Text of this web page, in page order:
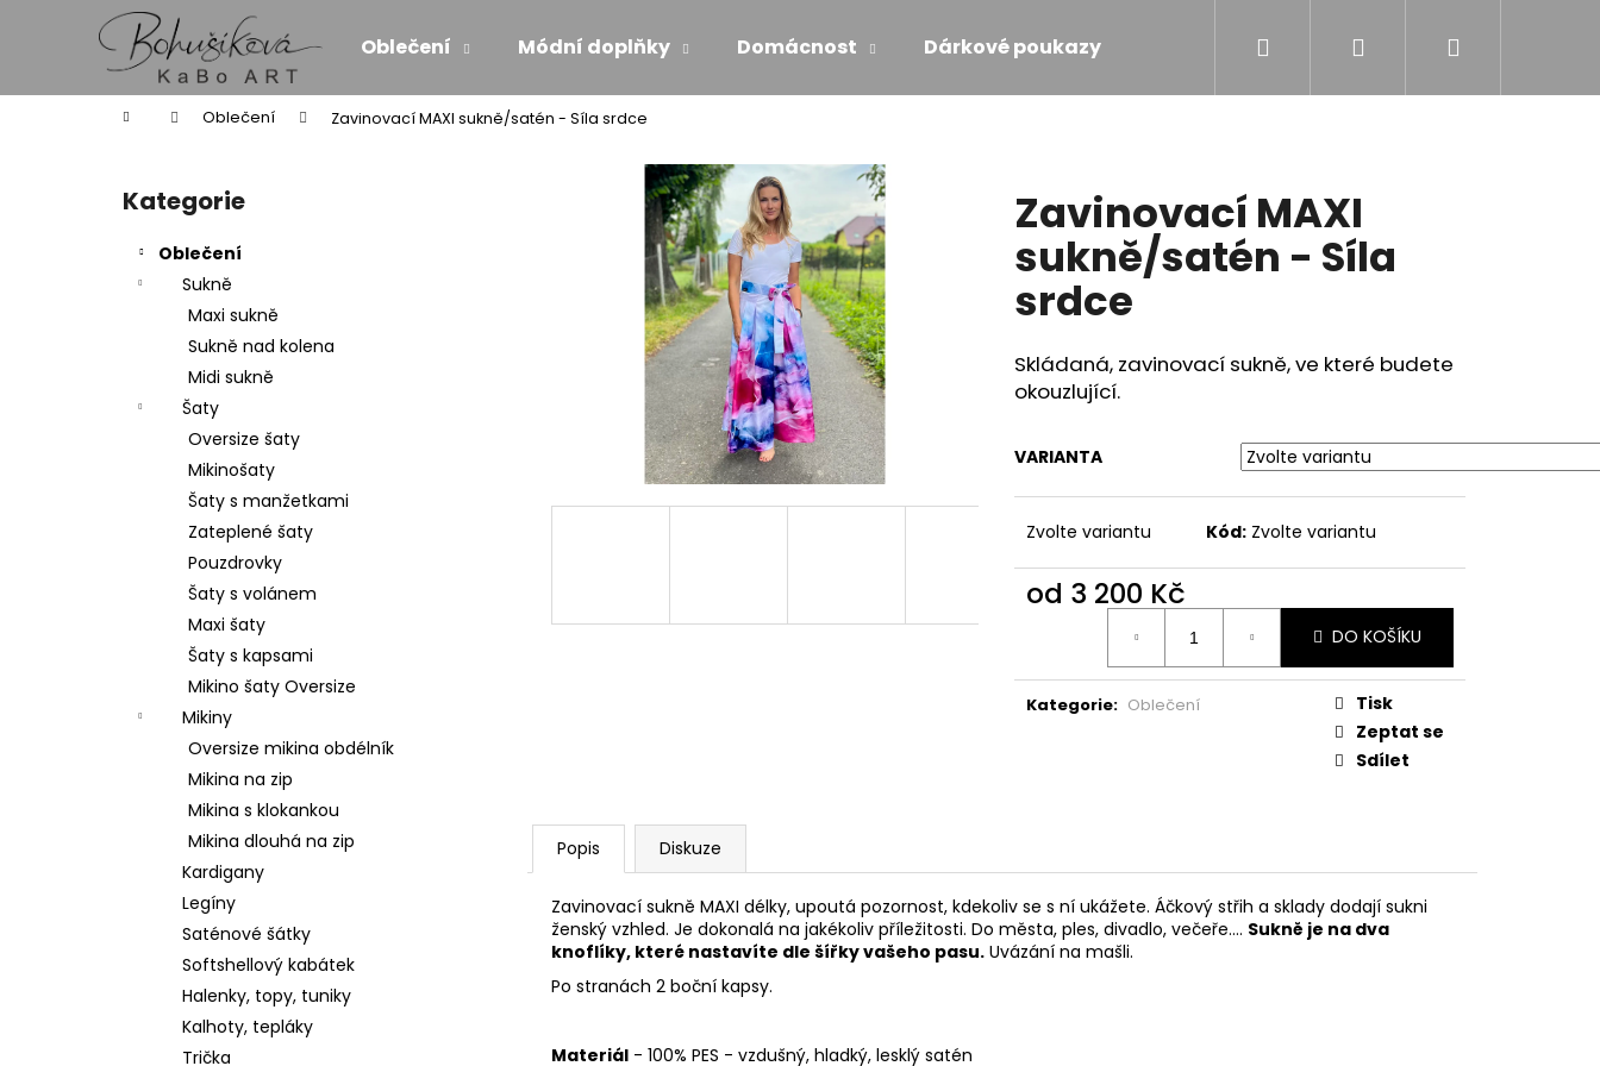
Oblečení Módní doplňky Domácnost Dárkové poukazy Obchodní podmínky Kontakty
Přihlášení
Domů Oblečení Zavinovací MAXI sukně/satén - Síla srdce
Přeskočit
kategorie
Kategorie
Oblečení
Sukně
Maxi sukně
Sukně nad kolena
Midi sukně
Šaty
Oversize šaty
Mikinošaty
Šaty s manžetkami
Zateplené šaty
Pouzdrovky
Šaty s volánem
Maxi šaty
Šaty s kapsami
Mikino šaty Oversize
Mikiny
Oversize mikina obdélník
Mikina na zip
Mikina s klokankou
Mikina dlouhá na zip
Kardigany
Legíny
Saténové šátky
Softshellový kabátek
Halenky, topy, tuniky
Kalhoty, tepláky
Trička
Zavinovací MAXI
sukně/satén - Síla
srdce
Skládaná, zavinovací sukně, ve které budete
okouzlující.
VARIANTA
Zvolte variantu Kód: Zvolte variantu
od 3 200 Kč
DO KOŠÍKU
Kategorie: Oblečení
Tisk
Zeptat se
Sdílet
Popis Diskuze
Zavinovací sukně MAXI délky, upoutá pozornost, kdekoliv se s ní ukážete. Áčkový střih a sklady dodají sukni
ženský vzhled. Je dokonalá na jakékoliv příležitosti. Do města, ples, divadlo, večeře.... Sukně je na dva
knoflíky, které nastavíte dle šířky vašeho pasu. Uvázání na mašli.
Po stranách 2 boční kapsy.
Materiál - 100% PES - vzdušný, hladký, lesklý satén
í
Zpět
do
Zpět
do
Co potřebujete najít?
HLEDAT
Doporučujeme
ZAVINOVACÍ MIDI SUKNĚ/SATÉN - SÍLA
2 799 Kč
MAXI ŠATY - NÁDECH A VÝDECH
ŠATY S VOLÁNEM - MÁMENÍ